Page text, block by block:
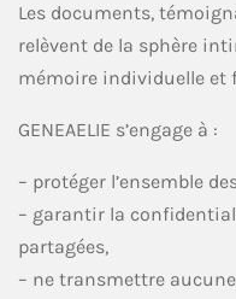
Les documents,
relèvent de la sphère
mémoire individuelle et
GENEAELIE s’engage à :
– protéger l’ensemble
– garantir la
partagées,
– ne transmettre